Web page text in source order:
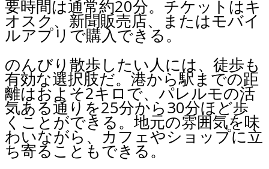
要時間は通常約20分。チケットはキ
オスク、新聞販売店、またはモバイ
ルアプリで購入できる。
のんびり散歩したい人には、徒歩も
有効な選択肢だ。港から駅までの距
離はおよそ2キロで、パレルモの活
気ある通りを25分から30分ほど歩
くことができる。地元の雰囲気を味
わいながら、カフェやショップに立
ち寄ることもできる。